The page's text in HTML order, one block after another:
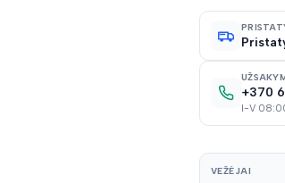
+370
I-V
VEŽĖJAI